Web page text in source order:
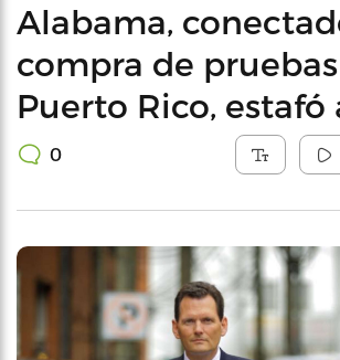
Alabama,
compra de
Puerto Rico, estafó
0